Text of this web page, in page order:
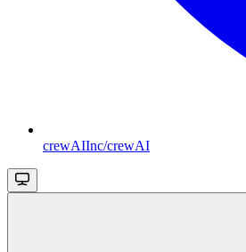
crewAIInc/crewAI